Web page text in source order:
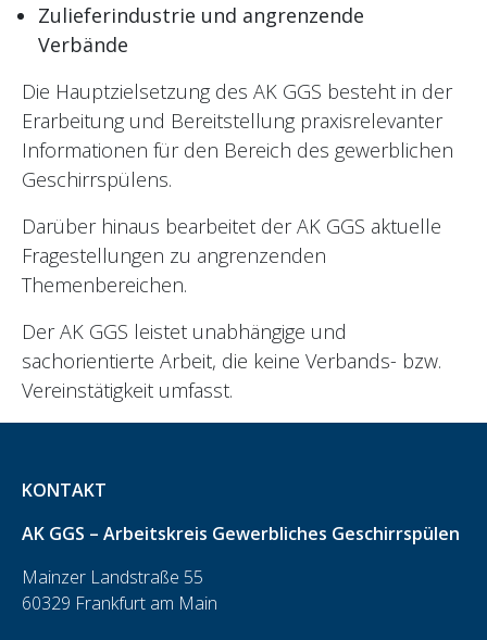
Zulieferindustrie und angrenzende
Verbände
Die Hauptzielsetzung des AK GGS besteht in der
Erarbeitung und Bereitstellung praxisrelevanter
Informationen für den Bereich des gewerblichen
Geschirrspülens.
Darüber hinaus bearbeitet der AK GGS aktuelle
Fragestellungen zu angrenzenden
Themenbereichen.
Der AK GGS leistet unabhängige und
sachorientierte Arbeit, die keine Verbands- bzw.
Vereinstätigkeit umfasst.
KONTAKT
AK GGS – Arbeitskreis Gewerbliches Geschirrspülen
Mainzer Landstraße 55
60329 Frankfurt am Main